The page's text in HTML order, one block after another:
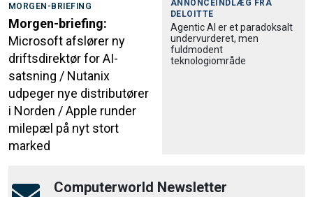
MORGEN-BRIEFING
Morgen-briefing:
Microsoft afslører ny
driftsdirektør for AI-
satsning / Nutanix
udpeger nye distributører
i Norden / Apple runder
milepæl på nyt stort
marked
ANNONCEINDLÆG FRA
DELOITTE
Agentic AI er et paradoksalt
undervurderet, men
fuldmodent
teknologiområde
Computerworld Newsletter